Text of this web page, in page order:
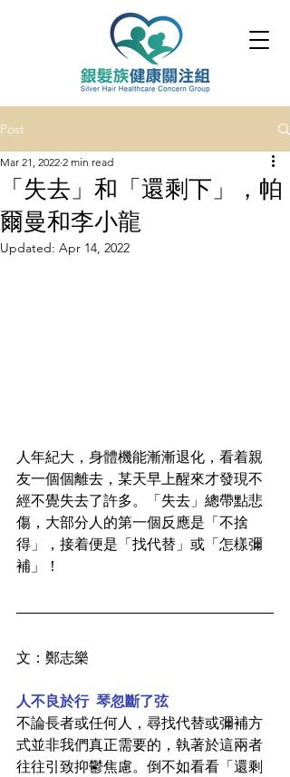
Post
「失去」和「還剩下」，帕
爾曼和李小龍
Mar 21, 2022 2 min read
Updated: Apr 14, 2022
人年紀大，身體機能漸漸退化，看着親
友一個個離去，某天早上醒來才發現不
經不覺失去了許多。「失去」總帶點悲
傷，大部分人的第一個反應是「不捨
得」，接着便是「找代替」或「怎樣彌
補」！
文：鄭志樂
人不良於行  琴忽斷了弦
不論長者或任何人，尋找代替或彌補方
式並非我們真正需要的，執著於這兩者
往往引致抑鬱焦慮。倒不如看看「還剩